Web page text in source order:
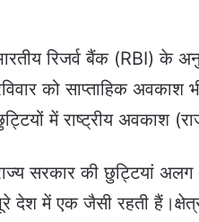
रिजर्व बैंक (RBI) के
को साप्ताहिक अवकाश
में राष्ट्रीय अवकाश
सरकार की छुट्टियां
देश में एक जैसी रहती